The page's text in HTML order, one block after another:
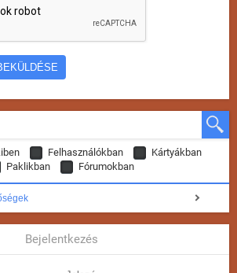
Felhasználókban
Kártyákban
Paklikban
Fórumokban
Bejelentkezés